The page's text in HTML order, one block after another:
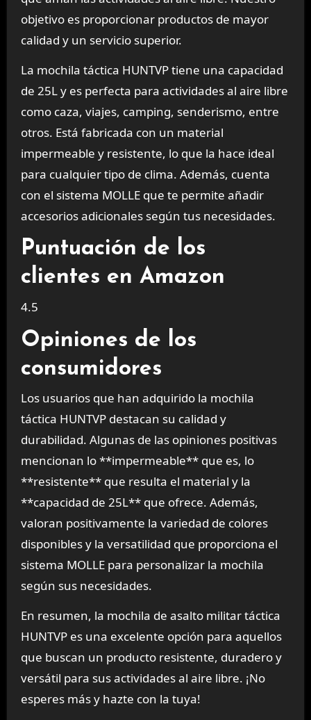
objetivo es proporcionar productos de mayor
calidad y un servicio superior.
La mochila táctica HUNTVP tiene una capacidad
de 25L y es perfecta para actividades al aire libre
como caza, viajes, camping, senderismo, entre
otros. Está fabricada con un material
impermeable y resistente, lo que la hace ideal
para cualquier tipo de clima. Además, cuenta
con el sistema MOLLE que te permite añadir
accesorios adicionales según tus necesidades.
Puntuación de los
clientes en Amazon
4.5
Opiniones de los
consumidores
Los usuarios que han adquirido la mochila
táctica HUNTVP destacan su calidad y
durabilidad. Algunas de las opiniones positivas
mencionan lo **impermeable** que es, lo
**resistente** que resulta el material y la
**capacidad de 25L** que ofrece. Además,
valoran positivamente la variedad de colores
disponibles y la versatilidad que proporciona el
sistema MOLLE para personalizar la mochila
según sus necesidades.
En resumen, la mochila de asalto militar táctica
HUNTVP es una excelente opción para aquellos
que buscan un producto resistente, duradero y
versátil para sus actividades al aire libre. ¡No
esperes más y hazte con la tuya!